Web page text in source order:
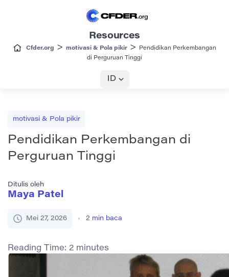
Resources
Cfder.org > motivasi & Pola pikir>
Pendidikan Perkembangan
di Perguruan Tinggi
ID
motivasi & Pola pikir
Pendidikan Perkembangan di
Perguruan Tinggi
Ditulis oleh
Maya Patel
Mei 27, 2026 2 min baca
Reading Time: 2 minutes